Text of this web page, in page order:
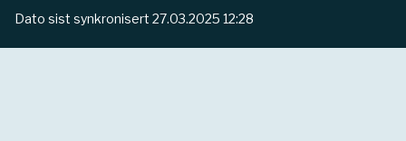
Dato sist synkronisert 27.03.2025 12:28